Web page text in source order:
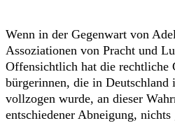
Wenn in der Gegenwart von
Assoziationen von Pracht und
Offensichtlich hat die rechtliche
bürgerinnen, die in
vollzogen wurde, an dieser
entschiedener Abneigung,